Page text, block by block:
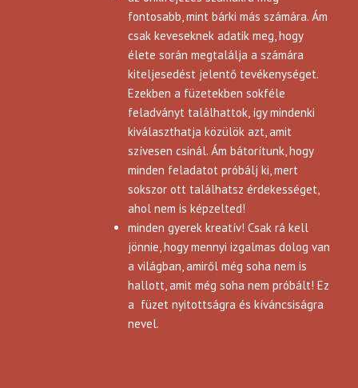
fontosabb, mint bárki más számára. Ám
csak keveseknek adatik meg, hogy
élete során megtalálja a számára
kiteljesedést jelentő tevékenységet.
Ezekben a füzetekben sokféle
feladványt találhattok, így mindenki
kiválaszthatja közülök azt, amit
szívesen csinál. Ám bátorítunk, hogy
minden feladatot próbálj ki, mert
sokszor ott találhatsz érdekességet,
ahol nem is képzelted!
minden gyerek kreatív! Csak rá kell
jönnie, hogy mennyi izgalmas dolog van
a világban, amiről még soha nem is
hallott, amit még soha nem próbált! Ez
a füzet nyitottságra és kíváncsiságra
nevel.